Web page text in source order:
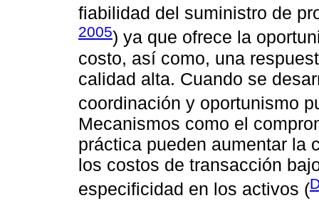
fiabilidad del suministro de
2005) ya que ofrece la
costo, así como, una
calidad alta. Cuando se
coordinación y oportunismo
Mecanismos como el
práctica pueden aumentar la
los costos de transacción
especificidad en los activos (